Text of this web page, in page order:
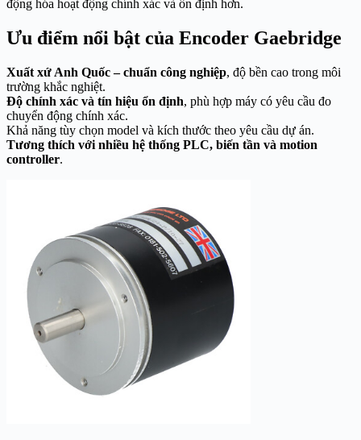
động hóa hoạt động chính xác và ổn định hơn.
Ưu điểm nổi bật của Encoder Gaebridge
Xuất xứ Anh Quốc – chuẩn công nghiệp, độ bền cao trong môi
trường khắc nghiệt.
Độ chính xác và tín hiệu ổn định, phù hợp máy có yêu cầu đo
chuyển động chính xác.
Khả năng tùy chọn model và kích thước theo yêu cầu dự án.
Tương thích với nhiều hệ thống PLC, biến tần và motion
controller.